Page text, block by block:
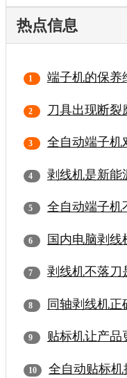
热点信息
端子机的保养
刀具出现断裂
全自动端子机
剥线机是新能
全自动端子机
国内电脑剥线
剥线机不落刀
同轴剥线机正
贴标机让产品
全自动贴标